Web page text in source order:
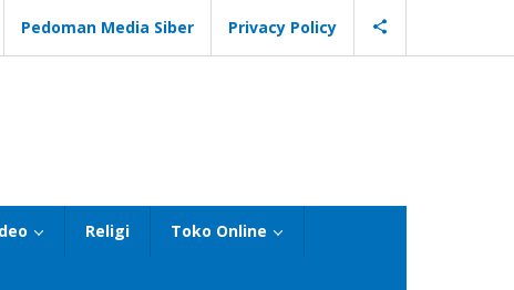
Pedoman Media Siber Privacy Policy
Religi Toko Online